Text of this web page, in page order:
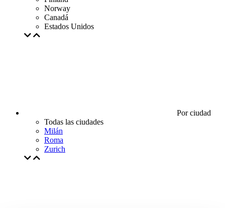
Norway
Canadá
Estados Unidos
Por ciudad
Todas las ciudades
Milán
Roma
Zurich